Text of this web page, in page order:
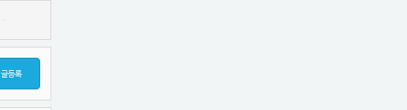
-
글등록